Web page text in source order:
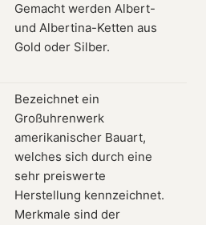
Gemacht werden Albert-
und Albertina-Ketten aus
Gold oder Silber.
Bezeichnet ein
Großuhrenwerk
amerikanischer Bauart,
welches sich durch eine
sehr preiswerte
Herstellung kennzeichnet.
Merkmale sind der